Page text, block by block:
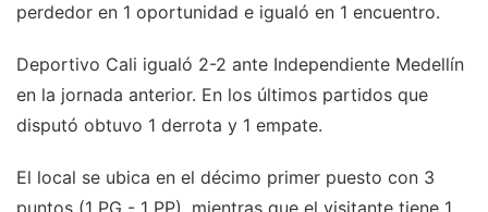
perdedor en 1 oportunidad e igualó en 1 encuentro.
Deportivo Cali igualó 2-2 ante Independiente Medellín
en la jornada anterior. En los últimos partidos que
disputó obtuvo 1 derrota y 1 empate.
El local se ubica en el décimo primer puesto con 3